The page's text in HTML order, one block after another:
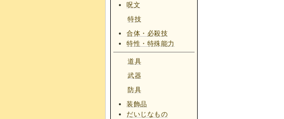
呪文
特技
合体・必殺技
特性・特殊能力
道具
武器
防具
装飾品
だいじなもの